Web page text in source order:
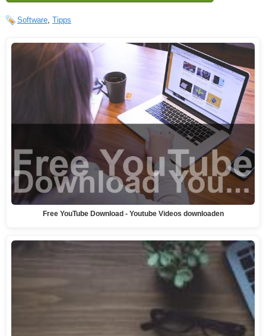
Software, Tipps
Free YouTube Download - Youtube Videos downloaden